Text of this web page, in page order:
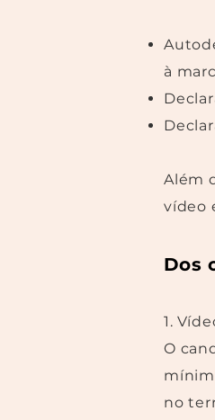
à
Além
vídeo
Dos
1.
O
no